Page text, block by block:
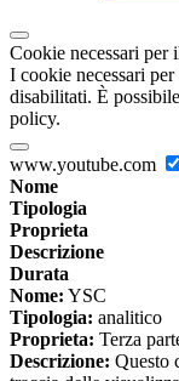
Cookie necessari per
I cookie necessari
disabilitati. È
policy.
www.youtube.com
Nome
Tipologia
Proprieta
Descrizione
Durata
Nome: YSC
Tipologia: analitico
Proprieta: Terza
Descrizione: Questo